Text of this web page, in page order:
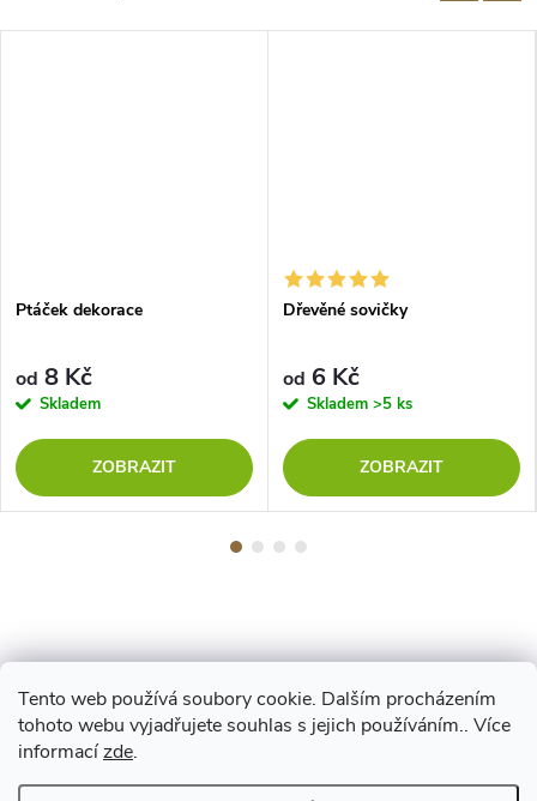
Tento web používá soubory cookie. Dalším procházením
tohoto webu vyjadřujete souhlas s jejich používáním.. Více
informacízde.
Ptáček dekorace
od 8 Kč
Skladem
ZOBRAZIT
Dřevěné sovičky
od 6 Kč
Skladem >5 ks
ZOBRAZIT
Z